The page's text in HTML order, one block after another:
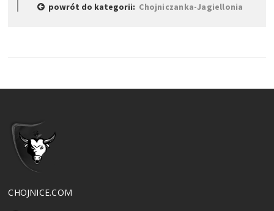
powrót do kategorii: Chojniczanka-Jagiellonia
CHOJNICE.COM